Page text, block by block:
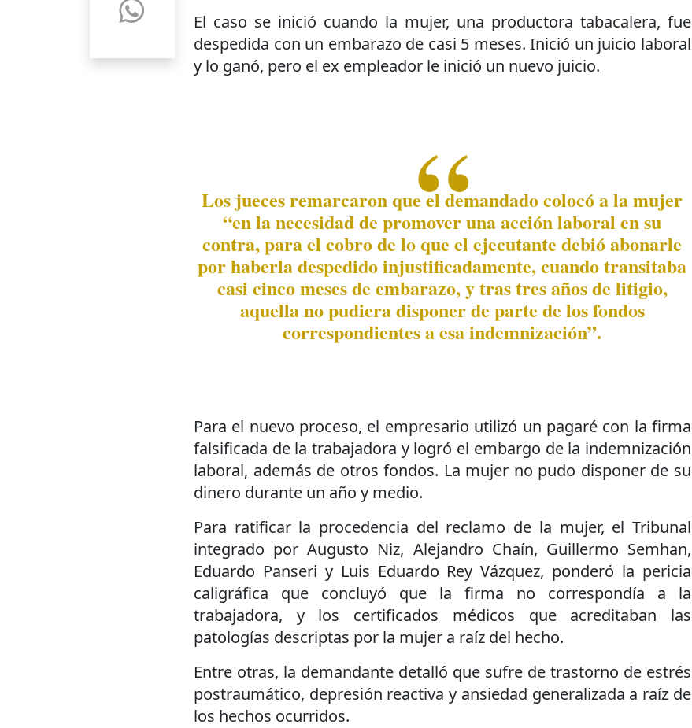
El caso se inició cuando la mujer, una productora tabacalera, fue
despedida con un embarazo de casi 5 meses. Inició un juicio laboral
y lo ganó, pero el ex empleador le inició un nuevo juicio.
Los jueces remarcaron que el demandado colocó a la mujer
“en la necesidad de promover una acción laboral en su
contra, para el cobro de lo que el ejecutante debió abonarle
por haberla despedido injustificadamente, cuando transitaba
casi cinco meses de embarazo, y tras tres años de litigio,
aquella no pudiera disponer de parte de los fondos
correspondientes a esa indemnización”.
Para el nuevo proceso, el empresario utilizó un pagaré con la firma
falsificada de la trabajadora y logró el embargo de la indemnización
laboral, además de otros fondos. La mujer no pudo disponer de su
dinero durante un año y medio.
Para ratificar la procedencia del reclamo de la mujer, el Tribunal
integrado por Augusto Niz, Alejandro Chaín, Guillermo Semhan,
Eduardo Panseri y Luis Eduardo Rey Vázquez, ponderó la pericia
caligráfica que concluyó que la firma no correspondía a la
trabajadora, y los certificados médicos que acreditaban las
patologías descriptas por la mujer a raíz del hecho.
Entre otras, la demandante detalló que sufre de trastorno de estrés
postraumático, depresión reactiva y ansiedad generalizada a raíz de
los hechos ocurridos.